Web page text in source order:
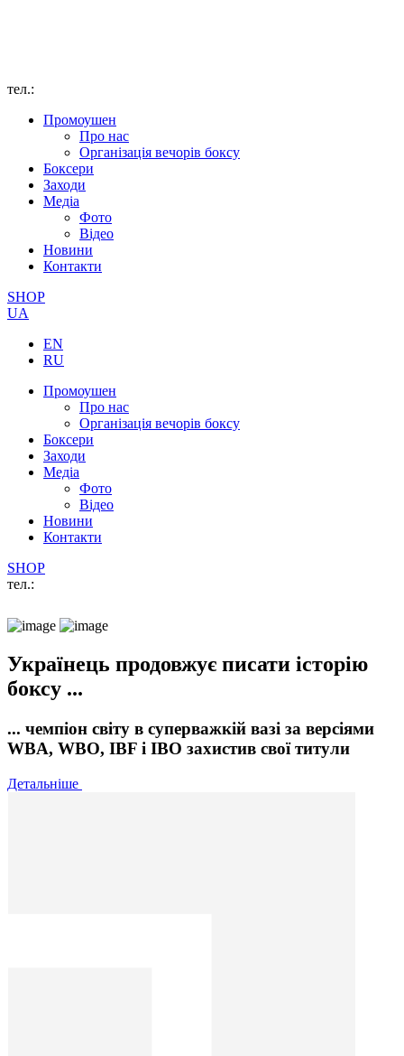
тел.:
Промоушен
Про нас
Організація вечорів боксу
Боксери
Заходи
Медіа
Фото
Відео
Новини
Контакти
SHOP
UA
EN
RU
Промоушен
Про нас
Організація вечорів боксу
Боксери
Заходи
Медіа
Фото
Відео
Новини
Контакти
SHOP
тел.:
Українець продовжує писати історію
боксу ...
... чемпіон світу в суперважкій вазі за версіями
WBA, WBO, IBF і IBO захистив свої титули
Детальніше